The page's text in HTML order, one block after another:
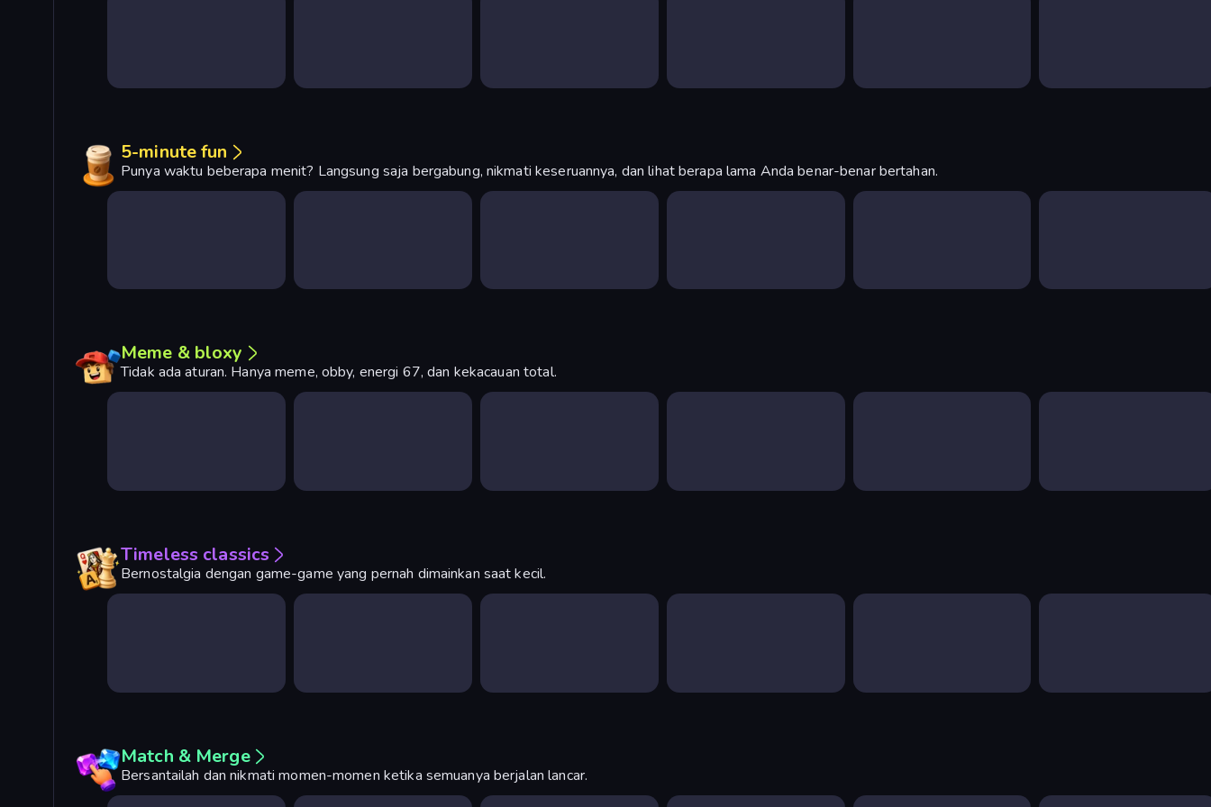
5-minute fun
Punya waktu beberapa menit? Langsung saja bergabung, nikmati keseruannya, dan lihat berapa lama Anda benar-benar bertahan.
Meme & bloxy
Tidak ada aturan. Hanya meme, obby, energi 67, dan kekacauan total.
Timeless classics
Bernostalgia dengan game-game yang pernah dimainkan saat kecil.
Match & Merge
Bersantailah dan nikmati momen-momen ketika semuanya berjalan lancar.